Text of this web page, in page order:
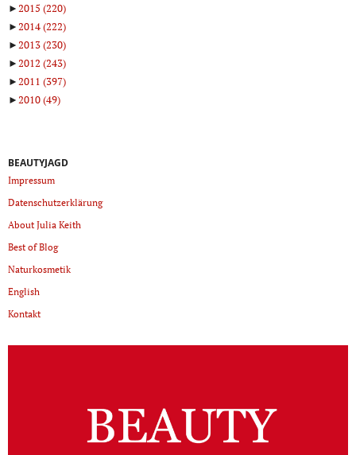
►2015 (220)
►2014(222)
►2013(230)
►2012 (243)
►2011 (397)
►2010(49)
BEAUTYJAGD
Impressum
Datenschutzerklärung
About Julia Keith
Best of Blog
Naturkosmetik
English
Kontakt